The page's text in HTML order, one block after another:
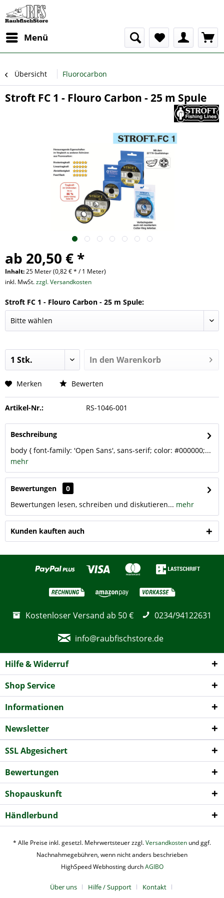
Menü
Übersicht Fluorocarbon
Stroft FC 1 - Flouro Carbon - 25 m Spule
ab 20,50 € *
Inhalt:25 Meter (0,82 € * / 1 Meter)
inkl. MwSt.zzgl. Versandkosten
Stroft FC 1 - Flouro Carbon - 25 m Spule:
In den Warenkorb
Merken Bewerten
Artikel-Nr.: RS-1046-001
Beschreibung
body { font-family: 'Open Sans', sans-serif; color: #000000;...
mehr
Bewertungen
0
Bewertungen lesen, schreiben und diskutieren... mehr
Kunden kauften auch
Kostenloser Versand ab 50 € 0234/94122631
info@raubfischstore.de
Hilfe & Widerruf
Shop Service
Informationen
Newsletter
SSL Abgesichert
Bewertungen
Shopauskunft
Händlerbund
* Alle Preise inkl. gesetzl. Mehrwertsteuer zzgl.Versandkosten und ggf.
Nachnahmegebühren, wenn nicht anders beschrieben
HighSpeed Webhosting durchAGIBO
Über uns Hilfe / Support Kontakt